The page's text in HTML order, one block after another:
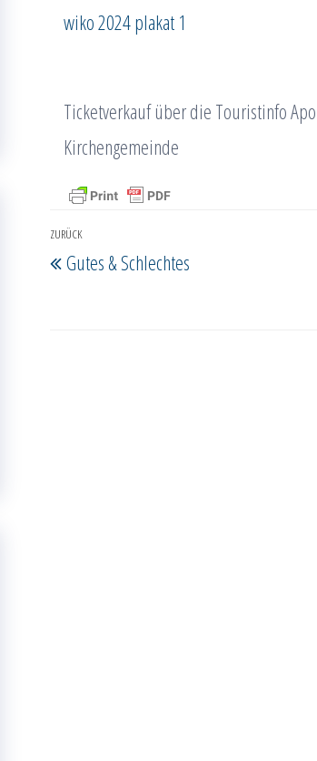
wiko 2024 plakat 1
Ticketverkauf über die Touristinfo
Kirchengemeinde
Beitragsnavigation
Vorheriger
Beitrag
ZURÜCK
Gutes & Schlechtes